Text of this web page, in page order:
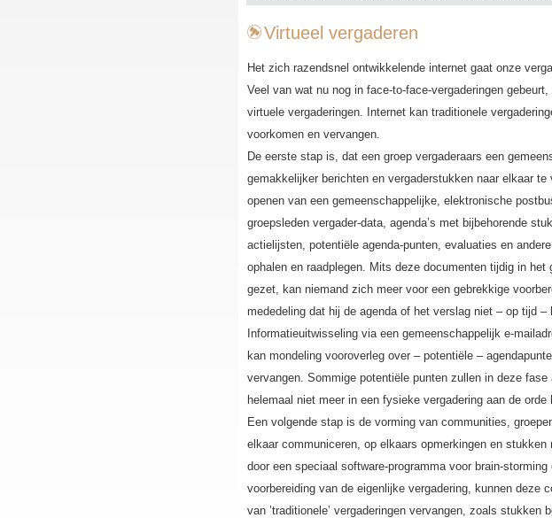
Contact
Virtueel vergaderen
Het zich razendsnel ontwikkelende internet gaat onze
Veel van wat nu nog in face-to-face-vergaderingen
virtuele vergaderingen. Internet kan traditionele
voorkomen en vervangen.
De eerste stap is, dat een groep vergaderaars een
gemakkelijker berichten en vergaderstukken naar elkaar
openen van een gemeenschappelijke, elektronische
groepsleden vergader-data, agenda’s met bijbehorende
actielijsten, potentiële agenda-punten, evaluaties en
ophalen en raadplegen. Mits deze documenten tijdig in
gezet, kan niemand zich meer voor een gebrekkige
mededeling dat hij de agenda of het verslag niet – op tijd –
Informatieuitwisseling via een gemeenschappelijk e-
kan mondeling vooroverleg over – potentiële –
vervangen. Sommige potentiële punten zullen in deze
helemaal niet meer in een fysieke vergadering aan de orde
Een volgende stap is de vorming van communities,
elkaar communiceren, op elkaars opmerkingen en stukken
door een speciaal software-programma voor brain-
voorbereiding van de eigenlijke vergadering, kunnen deze
van ’traditionele’ vergaderingen vervangen, zoals stukken